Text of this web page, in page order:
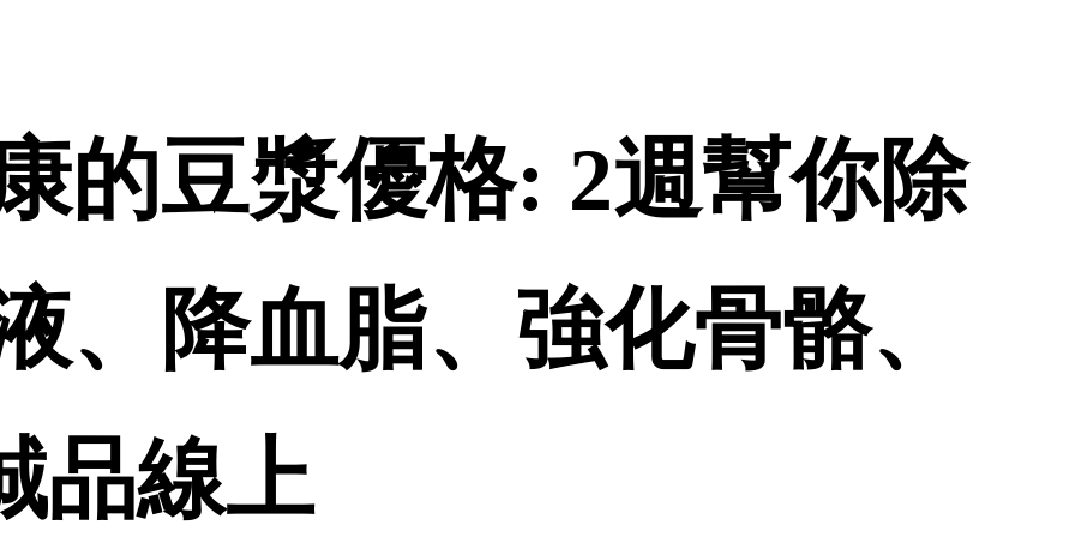
的豆漿優格: 2週幫你除
、降血脂、強化骨骼、
品線上